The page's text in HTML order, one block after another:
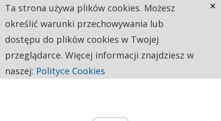
Ta strona używa plików cookies. Możesz
określić warunki przechowywania lub
dostępu do plików cookies w Twojej
przeglądarce. Więcej informacji znajdziesz w
naszej: Polityce Cookies
×